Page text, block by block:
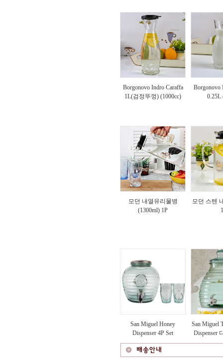
Borgonovo Indro Caraffa
1L(검정뚜껑) (1000cc)
Borgonovo
0.25L
모던 내열유리물병
(1300ml) 1P
모던 스텐
San Miguel Honey
Dispenser 4P Set
San Miguel
Dispenser